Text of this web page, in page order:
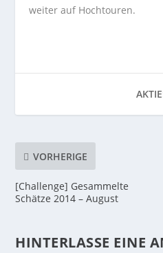
weiter auf Hochtouren.
VORHERIGE
[Challenge] Gesammelte
Schätze 2014 – August
HINTERLASSE EINE